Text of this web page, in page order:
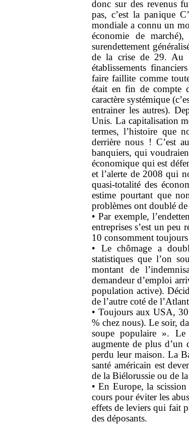
donc sur des revenus
pas, c’est la panique
mondiale a connu un
économie de
surendettement
de la crise de 29. Au
établissements
faire faillite comme
était en fin de compte
caractère systémique
entrainer les autres).
Unis. La capitalisation
termes, l’histoire que
derrière nous ! C’est
banquiers, qui
économique qui est
et l’alerte de 2008 qui
quasi-totalité des
estime pourtant que
problèmes ont doublé
• Par exemple,
entreprises s’est un peu
10 consomment
• Le chômage a
statistiques que l’on
montant de
demandeur d’emploi
population active).
de l’autre coté de
• Toujours aux USA,
% chez nous). Le soir,
soupe populaire ». Le
augmente de plus
perdu leur maison. La
santé américain est
de la Biélorussie ou de
• En Europe, la scission
cours pour éviter les
effets de leviers qui fait
des déposants.